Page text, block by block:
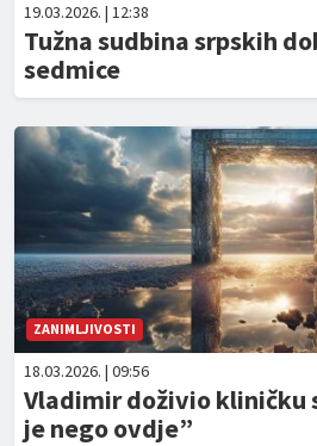
19.03.2026. | 12:38
Tužna sudbina srpskih
sedmice
ZANIMLJIVOSTI
18.03.2026. | 09:56
Vladimir doživio kliničku
je nego ovdje”